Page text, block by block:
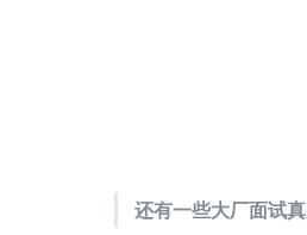
还有一些大厂面试